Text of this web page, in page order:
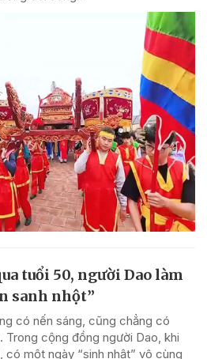
tuổi 50, người Dao làm
sanh nhột”
có nến sáng, cũng chẳng có
Trong cộng đồng người Dao, khi
một ngày “sinh nhật” vô cùng